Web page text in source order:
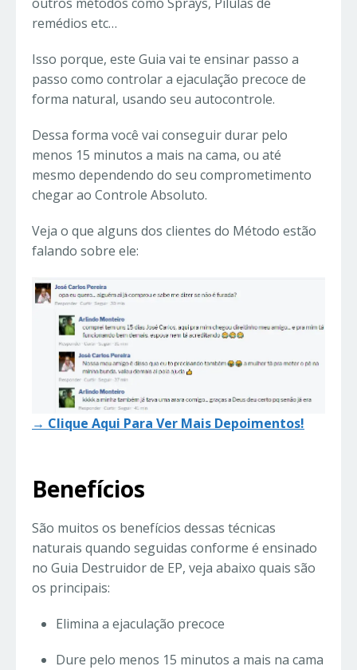
outros métodos como Sprays, Pílulas de
remédios etc…
Isso porque, este Guia vai te ensinar passo a
passo como controlar a ejaculação precoce de
forma natural, usando seu autocontrole.
Dessa forma você vai conseguir durar pelo
menos 15 minutos a mais na cama, ou até
mesmo dependendo do seu comprometimento
chegar ao Controle Absoluto.
Veja o que alguns dos clientes do Método estão
falando sobre ele:
→ Clique Aqui Para Ver Mais Depoimentos!
Benefícios
São muitos os benefícios dessas técnicas
naturais quando seguidas conforme é ensinado
no Guia Destruidor de EP, veja abaixo quais são
os principais:
Elimina a ejaculação precoce
Dure pelo menos 15 minutos a mais na cama